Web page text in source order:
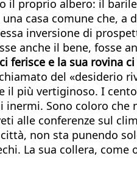
il proprio albero: il
casa comune che,
inversione di
anche il bene, fosse
ferisce e la sua rovina
del «desiderio
il più vertiginoso. I
Sono coloro
alle conferenze sul
non sta punendo
La sua collera,